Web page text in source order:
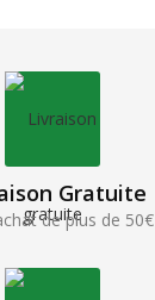
Gratuite
de plus de 50€